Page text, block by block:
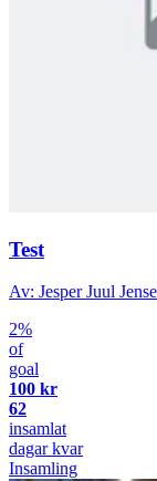
Test
Av: Jesper Juul
2%
of
goal
100 kr
62
insamlat
dagar kvar
Insamling